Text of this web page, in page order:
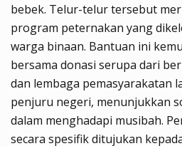
bebek. Telur-telur tersebut
program peternakan yang
warga binaan. Bantuan ini
bersama donasi serupa dari
dan lembaga pemasyarakatan
penjuru negeri, menunjukkan
dalam menghadapi musibah.
secara spesifik ditujukan